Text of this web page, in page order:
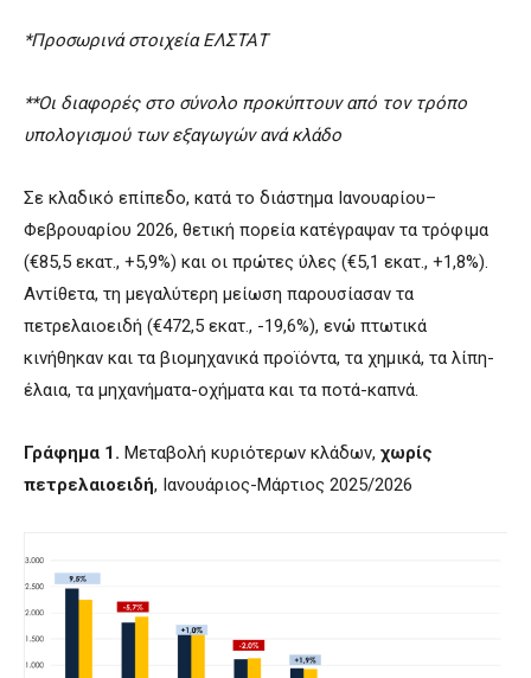
*Προσωρινά στοιχεία ΕΛΣΤΑΤ
**Οι διαφορές στο σύνολο προκύπτουν από τον τρόπο
υπολογισμού των εξαγωγών ανά κλάδο
Σε κλαδικό επίπεδο, κατά το διάστημα Ιανουαρίου–
Φεβρουαρίου 2026, θετική πορεία κατέγραψαν τα τρόφιμα
(€85,5 εκατ., +5,9%) και οι πρώτες ύλες (€5,1 εκατ., +1,8%).
Αντίθετα, τη μεγαλύτερη μείωση παρουσίασαν τα
πετρελαιοειδή (€472,5 εκατ., -19,6%), ενώ πτωτικά
κινήθηκαν και τα βιομηχανικά προϊόντα, τα χημικά, τα λίπη-
έλαια, τα μηχανήματα-οχήματα και τα ποτά-καπνά.
Γράφημα 1. Μεταβολή κυριότερων κλάδων, χωρίς
πετρελαιοειδή, Ιανουάριος-Μάρτιος 2025/2026